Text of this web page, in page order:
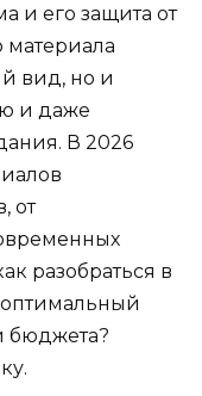
и его защита от
вид, но и
и даже
В 2026
от
разобраться в
бюджета?